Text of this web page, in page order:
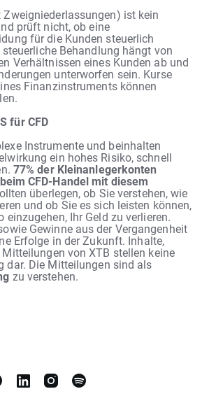
Zweigniederlassungen) ist kein
prüft nicht, ob eine
für die Kunden steuerlich
Behandlung hängt von
Verhältnissen eines Kunden ab und
unterworfen sein. Kurse
Finanzinstruments können
für CFD
Instrumente und beinhalten
ein hohes Risiko, schnell
77% der Kleinanlegerkonten
CFD-Handel mit diesem
überlegen, ob Sie verstehen, wie
und ob Sie es sich leisten können,
einzugehen, Ihr Geld zu verlieren.
Gewinne aus der Vergangenheit
Erfolge in der Zukunft. Inhalte,
von XTB stellen keine
dar. Die Mitteilungen sind als
zu verstehen.